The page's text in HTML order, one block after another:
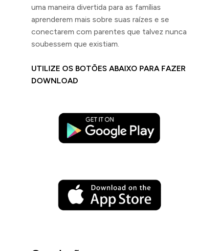
uma maneira divertida para as famílias
aprenderem mais sobre suas raízes e se
conectarem com parentes que talvez nunca
soubessem que existiam.
UTILIZE OS BOTÕES ABAIXO PARA FAZER
DOWNLOAD